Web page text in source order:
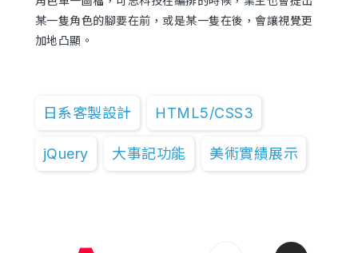
某一隻角色的腳要在前，或是某一隻在後，會讓視覺更
加地凸顯。
日系客製設計 HTML5/CSS3
jQuery 大事記功能 美術實績展示